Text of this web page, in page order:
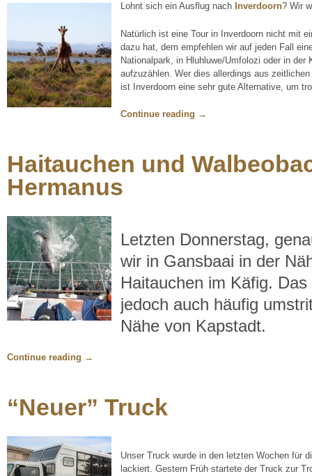
Lohnt sich ein Ausflug nach Inverdoorn? Wir
Natürlich ist eine Tour in Inverdoorn nicht mit
dazu hat, dem empfehlen wir auf jeden Fall
Nationalpark, in Hluhluwe/Umfolozi oder in
aufzuzählen. Wer dies allerdings aus
ist Inverdoorn eine sehr gute Alternative, um
Continue reading →
Haitauchen und
Hermanus
Letzten Donnerstag,
wir in Gansbaai in der
Haitauchen im Käfig.
jedoch auch häufig
Nähe von Kapstadt.
Continue reading →
“Neuer” Truck
Unser Truck wurde in den letzten Wochen für
lackiert. Gestern Früh startete der Truck zur